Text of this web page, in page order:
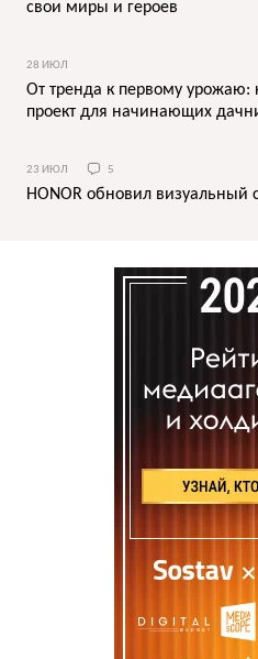
свои миры и героев
28 ИЮЛ
От тренда к первому урожаю:
проект для начинающих
23 ИЮЛ 5
HONOR обновил визуальный